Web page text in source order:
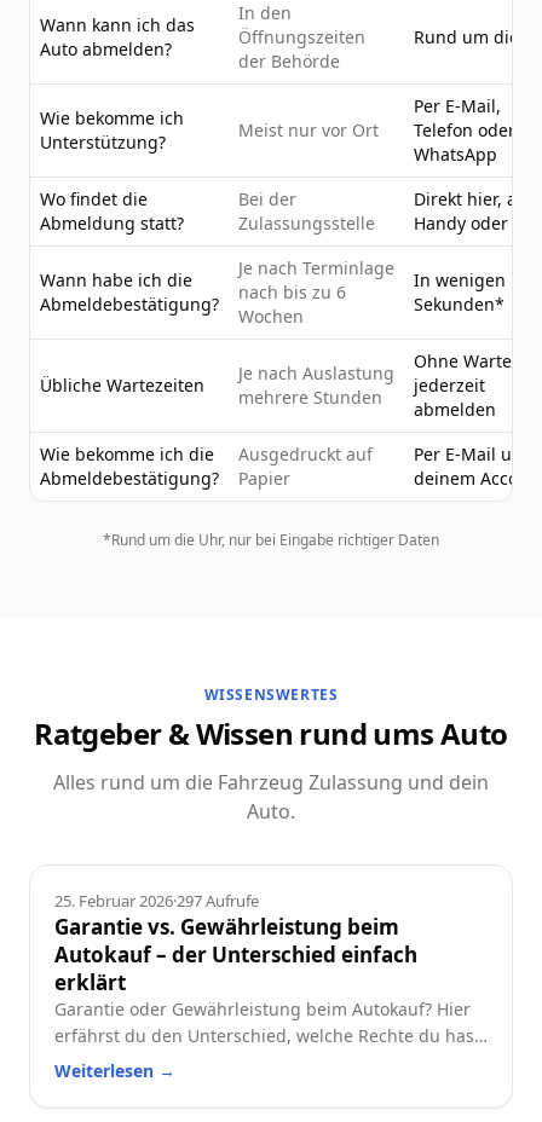
Wann kann ich das
Auto abmelden?
In den
Öffnungszeiten
der Behörde
Rund um die
Wie bekomme ich
Unterstützung?
Meist nur vor Ort
Per E-Mail,
Telefon oder
WhatsApp
Wo findet die
Abmeldung statt?
Bei der
Zulassungsstelle
Direkt hier, am
Handy oder PC
Wann habe ich die
Abmeldebestätigung?
Je nach Terminlage
nach bis zu 6
Wochen
In wenigen
Sekunden*
Übliche Wartezeiten
Je nach Auslastung
mehrere Stunden
Ohne Wartezeit
jederzeit
abmelden
Wie bekomme ich die
Abmeldebestätigung?
Ausgedruckt auf
Papier
Per E-Mail und
deinem
*Rund um die Uhr, nur bei Eingabe richtiger Daten
WISSENSWERTES
Ratgeber & Wissen rund ums Auto
Alles rund um die Fahrzeug Zulassung und dein
Auto.
Ratgeber
25. Februar 2026·297Aufrufe
Garantie vs. Gewährleistung beim
Autokauf – der Unterschied einfach
erklärt
Garantie oder Gewährleistung beim Autokauf? Hier
erfährst du den Unterschied, welche Rechte du hast
und worauf du beim Neu- oder Gebrauchtwagen
Weiterlesen →